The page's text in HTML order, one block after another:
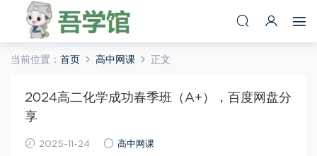
当前位置： 首页 高中网课 正文
2024高二化学成功春季班（A+），百度网盘分
享
2025-11-24 高中网课